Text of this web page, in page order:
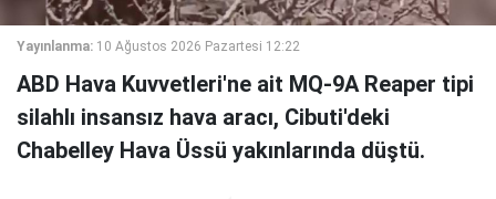
Yayınlanma: 10 Ağustos 2026 Pazartesi 12:22
ABD Hava Kuvvetleri'ne ait MQ-9A Reaper tipi
silahlı insansız hava aracı, Cibuti'deki
Chabelley Hava Üssü yakınlarında düştü.